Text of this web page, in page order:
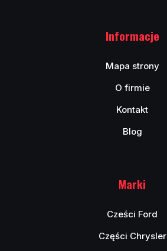
Informacje
Mapa strony
O firmie
Kontakt
Blog
Marki
Cześci Ford
Części Chrysler